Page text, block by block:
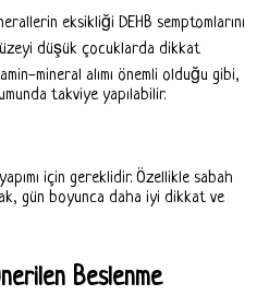
eksikliği DEHB semptomlarını
düşük çocuklarda dikkat
mineral alımı önemli olduğu gibi,
takviye yapılabilir.
için gereklidir. Özellikle sabah
gün boyunca daha iyi dikkat ve
Beslenme